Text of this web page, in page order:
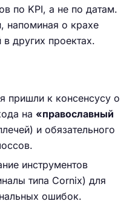
по KPI, а не по датам.
напоминая о крахе
других проектах.
пришли к консенсусу о
на «православный
и обязательного
инструментов
типа Cornix) для
ошибок.